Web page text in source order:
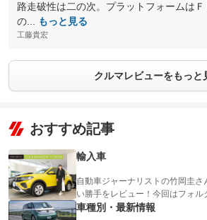
路走破性は二の次。プラットフォームは
の...
もっと見る
工藤貴宏
クルマレビューをもっと
おすすめ記事
輸入車
自動車ジャーナリストの竹岡圭
い勝手をレビュー！今回はフォ
車種別・最新情報